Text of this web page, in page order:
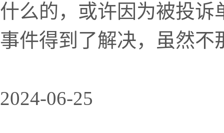
什么的，或许因为被投诉
事件得到了解决，虽然不
2024-06-25